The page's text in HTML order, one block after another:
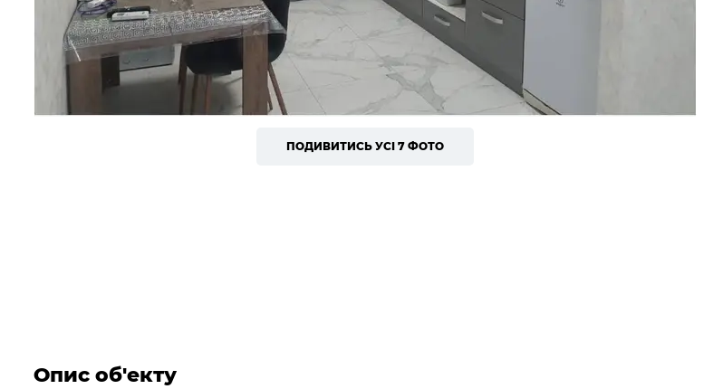
ПОДИВИТИСЬ УСІ 7 ФОТО
Опис об'екту